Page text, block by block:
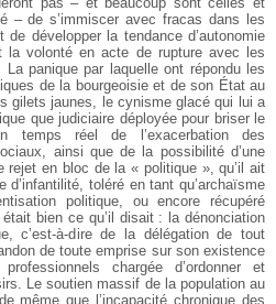
– de s’immiscer avec fracas dans les
développer la tendance d’autonomie
volonté en acte de rupture avec les
La panique par laquelle ont répondu les
de la bourgeoisie et de son État au
gilets jaunes, le cynisme glacé qui lui a
que judiciaire déployée pour briser le
temps réel de l’exacerbation des
ainsi que de la possibilité d’une
rejet en bloc de la « politique », qu’il ait
d’infantilité, toléré en tant qu’archaïsme
politique, ou encore récupéré
bien ce qu’il disait : la dénonciation
c’est-à-dire de la délégation de tout
de toute emprise sur son existence
chargée d’ordonner et
Le soutien massif de la population au
même que l’incapacité chronique des